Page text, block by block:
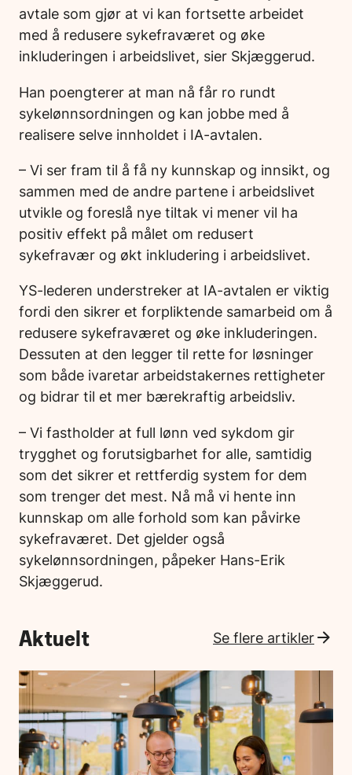
avtale som gjør at vi kan fortsette arbeidet
med å redusere sykefraværet og øke
inkluderingen i arbeidslivet, sier Skjæggerud.
Han poengterer at man nå får ro rundt
sykelønnsordningen og kan jobbe med å
realisere selve innholdet i IA-avtalen.
– Vi ser fram til å få ny kunnskap og innsikt, og
sammen med de andre partene i arbeidslivet
utvikle og foreslå nye tiltak vi mener vil ha
positiv effekt på målet om redusert
sykefravær og økt inkludering i arbeidslivet.
YS-lederen understreker at IA-avtalen er viktig
fordi den sikrer et forpliktende samarbeid om å
redusere sykefraværet og øke inkluderingen.
Dessuten at den legger til rette for løsninger
som både ivaretar arbeidstakernes rettigheter
og bidrar til et mer bærekraftig arbeidsliv.
– Vi fastholder at full lønn ved sykdom gir
trygghet og forutsigbarhet for alle, samtidig
som det sikrer et rettferdig system for dem
som trenger det mest. Nå må vi hente inn
kunnskap om alle forhold som kan påvirke
sykefraværet. Det gjelder også
sykelønnsordningen, påpeker Hans-Erik
Skjæggerud.
Aktuelt Se flere artikler